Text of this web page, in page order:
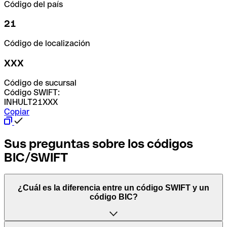
Código del país
21
Código de localización
XXX
Código de sucursal
Código SWIFT:
INHULT21XXX
Copiar
Sus preguntas sobre los códigos
BIC/SWIFT
¿Cuál es la diferencia entre un código SWIFT y un
código BIC?